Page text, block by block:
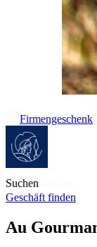
Firmengeschenk
Suchen
Geschäft finden
Au